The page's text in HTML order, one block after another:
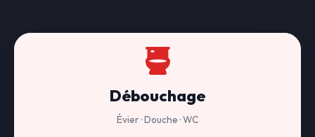
Débouchage
Évier · Douche · WC